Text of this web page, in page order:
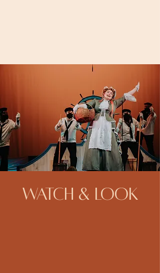
WATCH & LOOK